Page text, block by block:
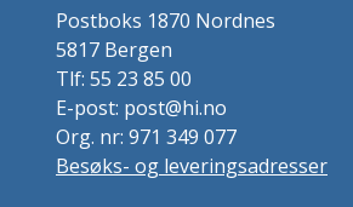
Postboks 1870 Nordnes
5817 Bergen
Tlf: 55 23 85 00
E-post: post@hi.no
Org. nr: 971 349 077
Besøks- og leveringsadresser